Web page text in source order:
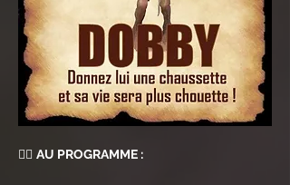
🧙‍♂️ AU PROGRAMME :